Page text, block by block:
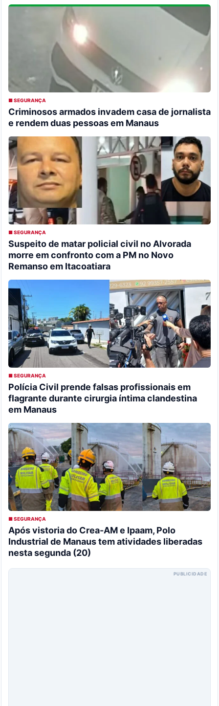
■ SEGURANÇA
Criminosos armados invadem casa de jornalista
e rendem duas pessoas em Manaus
■ SEGURANÇA
Suspeito de matar policial civil no Alvorada
morre em confronto com a PM no Novo
Remanso em Itacoatiara
■ SEGURANÇA
Polícia Civil prende falsas profissionais em
flagrante durante cirurgia íntima clandestina
em Manaus
■ SEGURANÇA
Após vistoria do Crea-AM e Ipaam, Polo
Industrial de Manaus tem atividades liberadas
nesta segunda (20)
PUBLICIDADE